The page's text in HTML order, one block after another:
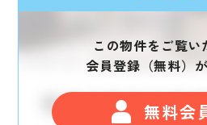
この物件をご覧い
会員登録（無料）
無料会